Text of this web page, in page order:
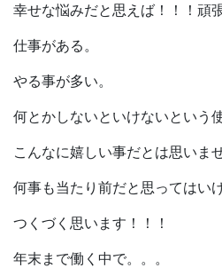
幸せな悩みだと思えば！！！頑
仕事がある。
やる事が多い。
何とかしないといけないという
こんなに嬉しい事だとは思いま
何事も当たり前だと思ってはい
つくづく思います！！！
年末まで働く中で。。。